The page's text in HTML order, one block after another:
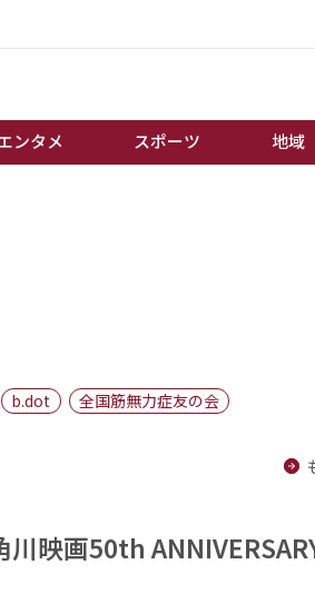
ンタメ スポーツ 地域
棋王戦
b.dot
全国筋無力症友の会
川映画50th